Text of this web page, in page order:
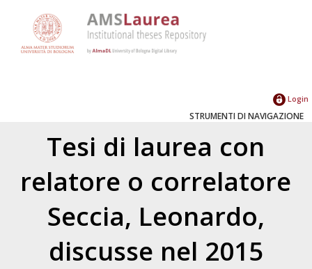
Login
STRUMENTI DI NAVIGAZIONE
Tesi di laurea con
relatore o correlatore
Seccia, Leonardo,
discusse nel 2015